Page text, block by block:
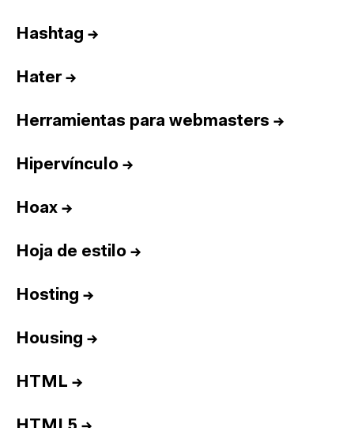
Hashtag →
Hater→
Herramientas para webmasters →
Hipervínculo →
Hoax →
Hoja de estilo →
Hosting →
Housing →
HTML →